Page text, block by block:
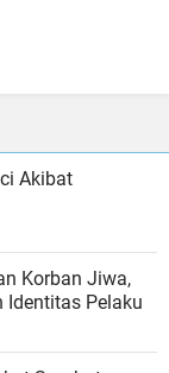
Akibat
Korban Jiwa,
Identitas Pelaku